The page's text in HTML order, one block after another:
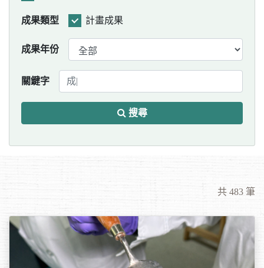
成果類型 計畫成果
成果年份
關鍵字
搜尋
共 483 筆